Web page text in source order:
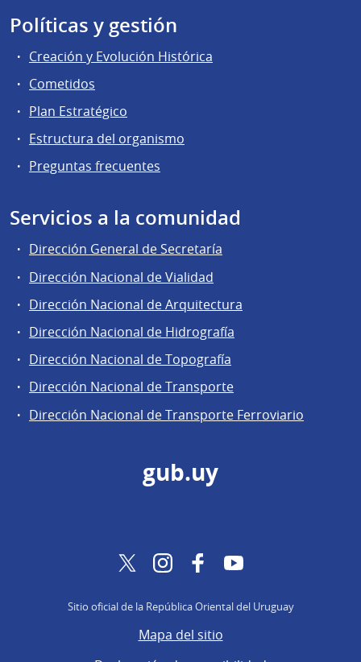
Políticas y gestión
Creación y Evolución Histórica
Cometidos
Plan Estratégico
Estructura del organismo
Preguntas frecuentes
Servicios a la comunidad
Dirección General de Secretaría
Dirección Nacional de Vialidad
Dirección Nacional de Arquitectura
Dirección Nacional de Hidrografía
Dirección Nacional de Topografía
Dirección Nacional de Transporte
Dirección Nacional de Transporte Ferroviario
gub.uy
TwitterInstagramFacebookYouTube
Sitio oficial de la República Oriental del Uruguay
Mapa del sitio